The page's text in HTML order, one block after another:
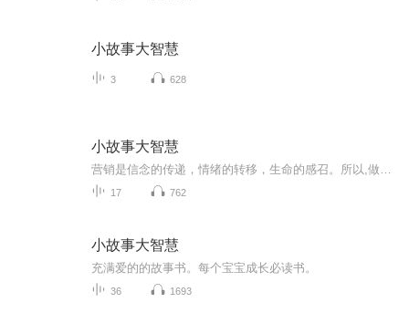
小故事大智慧
3 628
小故事大智慧
17 762
小故事大智慧
充满爱的的故事书。每个宝宝成长必读书。
36 1693